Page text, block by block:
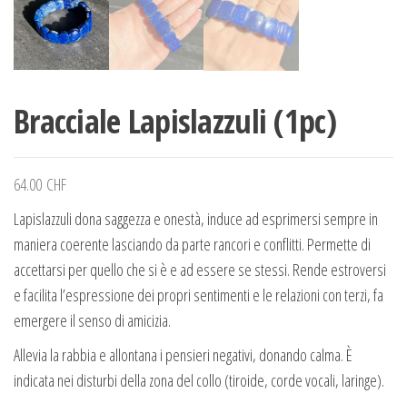
Bracciale Lapislazzuli (1pc)
64.00 CHF
Lapislazzuli dona saggezza e onestà, induce ad esprimersi sempre in
maniera coerente lasciando da parte rancori e conflitti. Permette di
accettarsi per quello che si è e ad essere se stessi. Rende estroversi
e facilita l’espressione dei propri sentimenti e le relazioni con terzi, fa
emergere il senso di amicizia.
Allevia la rabbia e allontana i pensieri negativi, donando calma. È
indicata nei disturbi della zona del collo (tiroide, corde vocali, laringe).